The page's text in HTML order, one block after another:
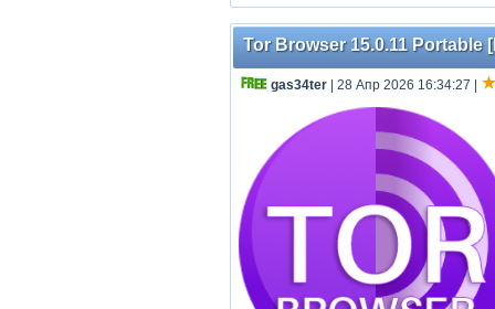
Tor Browser 15.0.11 Portable
gas34ter | 28 Апр 2026 16:34:27